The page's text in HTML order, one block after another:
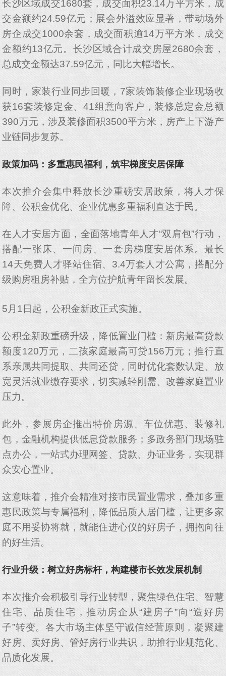
长沙区域成交1680套，成交面积23.14万平方米，成
交金额约24.59亿元；展会外溢效应显著，带动场外
房企成交1000余套，成交面积逾14万平方米，成交
金额约13亿元。长沙区域合计成交房屋2680余套，
总成交金额达37.59亿元，同比大幅增长。
同时，家装行业同步回暖，7家装饰装修企业现场收
获16套装修定金、41组意向客户，装修总定金总额
390万元，涉及装修面积3500平方米，房产上下游产
业链同步复苏。
政策加码：多重惠民福利，筑牢梯度安居保障
本次推介会集中释放长沙重磅安居政策，将人才保
障、公积金优化、企业优惠多重福利直达于民。
在人才安居方面，全面落地青年人才“双肩包”行动，
搭配一张床、一间房、一套房梯度安居体系。最长
14天免费人才驿站住宿、3.4万套人才公寓，搭配分
级购房租房补贴，全方位护航青年留长发展。
5月1日起，公积金新政正式实施。
公积金新政重磅升级，降低置业门槛：新房最高贷款
额度120万元，二孩家庭最高可贷156万元；推行直
系亲属共同提取、共同还贷，同时优化套数认定、放
宽灵活就业缴存要求，切实减轻刚需、改善家庭置业
压力。
此外，参展房企推出特价房源、车位优惠、装修礼
包，金融机构提供低息贷款服务；多政务部门现场驻
点办公，一站式办理网签、贷款、办证业务，实现群
众安心置业。
这意味着，推介会精准对接市民置业需求，叠加多重
惠民政策与专属福利，降低品质人居门槛，让更多家
庭不用妥协将就，就能住进心仪的好房子，拥抱向往
的好生活。
行业升级：树立好房标杆，构建楼市长效发展机制
本次推介会积极引导行业转型，聚焦绿色住宅、智慧
住宅、品质住宅，推动房企从“建房子”向“造好房
子”转变。各大市场主体坚守诚信经营原则，凝聚建
好房、卖好房、管好房行业共识，助推行业规范化、
品质化发展。